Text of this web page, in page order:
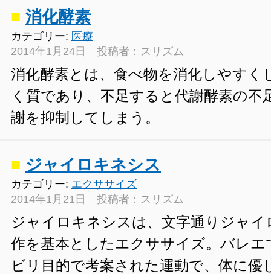
■ 消化酵素
カテゴリー: 医療
2014年1月24日 投稿者：スリズム
消化酵素とは、食べ物を消化しやすく
く質であり、不足すると代謝酵素の不
謝を抑制してしまう。
■ ジャイロキネシス
カテゴリー: エクササイズ
2014年1月21日 投稿者：スリズム
ジャイロキネシスは、文字通りジャ
作を基本としたエクササイズ。バレエ
ビリ目的で考案された運動で、体に優